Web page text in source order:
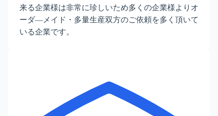
来る企業様は非常に珍しいため多くの企業様よりオ
ーダ―メイド・多量生産双方のご依頼を多く頂いて
いる企業です。